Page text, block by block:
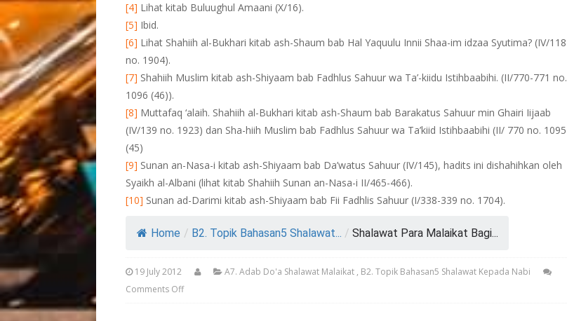
[4] Lihat kitab Buluughul Amaani (X/16).
[5] Ibid.
[6] Lihat Shahiih al-Bukhari kitab ash-Shaum bab Hal Yaquulu Innii Shaa-im idzaa Syutima? (IV/118
no. 1904).
[7] Shahiih Muslim kitab ash-Shiyaam bab Fadhlus Sahuur wa Ta’-kiidu Istihbaabihi. (II/770-771 no.
1096 (46)).
[8] Muttafaq ‘alaih. Shahiih al-Bukhari kitab ash-Shaum bab Barakatus Sahuur min Ghairi Iijaab
(IV/139 no. 1923) dan Sha-hiih Muslim bab Fadhlus Sahuur wa Ta’kiid Istihbaabihi (II/ 770 no. 1095
(45)
[9] Sunan an-Nasa-i kitab ash-Shiyaam bab Da’watus Sahuur (IV/145), hadits ini dishahihkan oleh
Syaikh al-Albani (lihat kitab Shahiih Sunan an-Nasa-i II/465-466).
[10] Sunan ad-Darimi kitab ash-Shiyaam bab Fii Fadhlis Sahuur (I/338-339 no. 1704).
Home / B2. Topik Bahasan5 Shalawat... / Shalawat Para Malaikat Bagi...
19 July 2012 A7. Adab Do'a Shalawat Malaikat, B2. Topik Bahasan5 Shalawat Kepada Nabi
Comments Off